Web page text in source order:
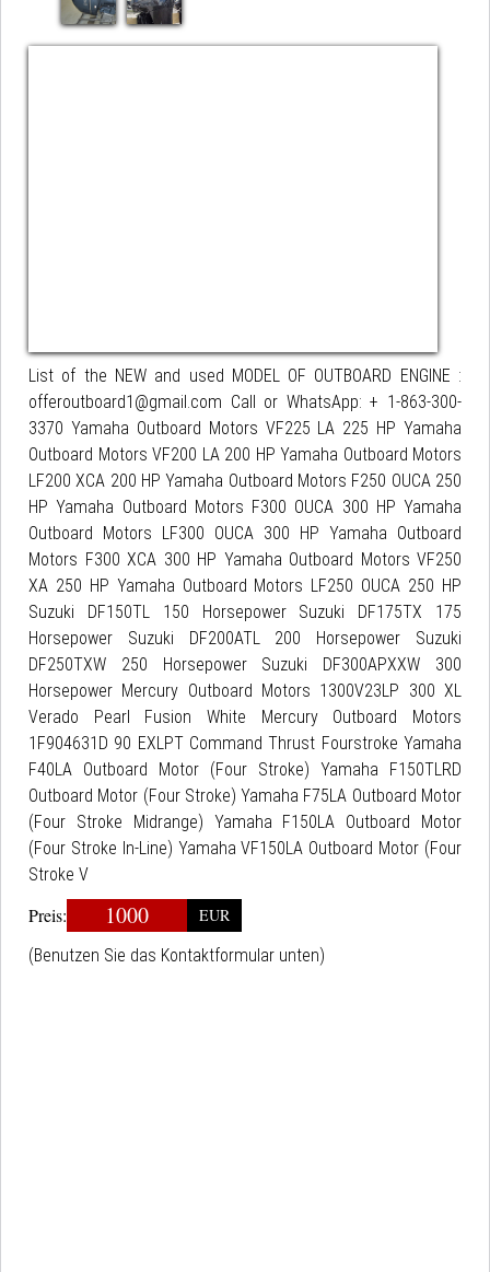
List of the NEW and used MODEL OF OUTBOARD ENGINE :
offeroutboard1@gmail.com Call or WhatsApp: + 1-863-300-
3370 Yamaha Outboard Motors VF225 LA 225 HP Yamaha
Outboard Motors VF200 LA 200 HP Yamaha Outboard Motors
LF200 XCA 200 HP Yamaha Outboard Motors F250 OUCA 250
HP Yamaha Outboard Motors F300 OUCA 300 HP Yamaha
Outboard Motors LF300 OUCA 300 HP Yamaha Outboard
Motors F300 XCA 300 HP Yamaha Outboard Motors VF250
XA 250 HP Yamaha Outboard Motors LF250 OUCA 250 HP
Suzuki DF150TL 150 Horsepower Suzuki DF175TX 175
Horsepower Suzuki DF200ATL 200 Horsepower Suzuki
DF250TXW 250 Horsepower Suzuki DF300APXXW 300
Horsepower Mercury Outboard Motors 1300V23LP 300 XL
Verado Pearl Fusion White Mercury Outboard Motors
1F904631D 90 EXLPT Command Thrust Fourstroke Yamaha
F40LA Outboard Motor (Four Stroke) Yamaha F150TLRD
Outboard Motor (Four Stroke) Yamaha F75LA Outboard Motor
(Four Stroke Midrange) Yamaha F150LA Outboard Motor
(Four Stroke In-Line) Yamaha VF150LA Outboard Motor (Four
Stroke V
Preis: 1000
EUR
(Benutzen Sie das Kontaktformular unten)